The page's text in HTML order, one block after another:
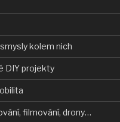
kolem nich
DIY projekty
filmování, drony…